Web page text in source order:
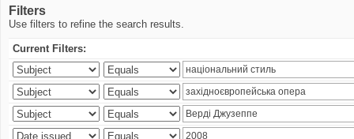
Filters
Use filters to refine the search results.
Current Filters: